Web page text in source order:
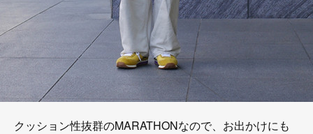
クッション性抜群のMARATHONなので、お出かけにも